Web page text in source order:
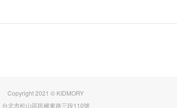
Copyright 2021 © KIDMORY
台北市松山區民權東路三段110號